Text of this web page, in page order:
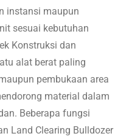
instansi maupun
sesuai kebutuhan
Konstruksi dan
alat berat paling
pembukaan area
material dalam
Beberapa fungsi
Land Clearing Bulldozer